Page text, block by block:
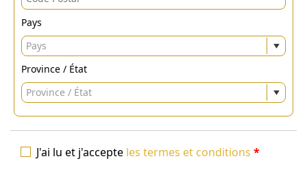
Pays
Pays
Province / État
Province / État
J'ai lu et j'accepte les termes et conditions *